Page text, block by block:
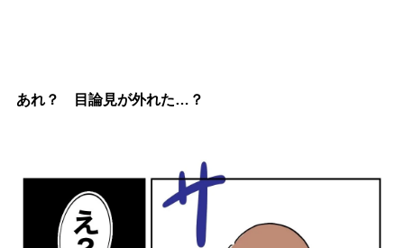
あれ？ 目論見が外れた…？